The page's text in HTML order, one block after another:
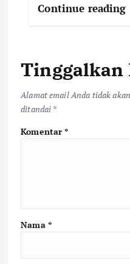
Continue reading
Tinggalkan
Alamat email Anda tidak
ditandai *
Komentar*
Nama *